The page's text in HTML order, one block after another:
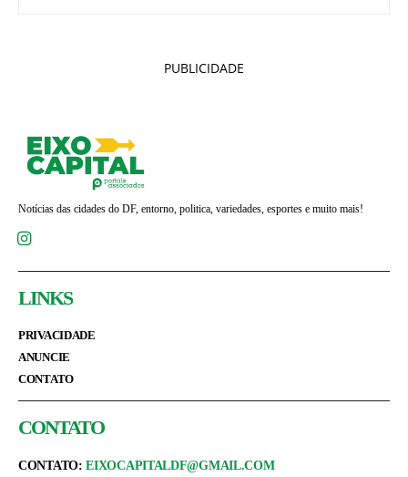
PUBLICIDADE
Notícias das cidades do DF, entorno, politica, variedades, esportes e muito mais!
LINKS
PRIVACIDADE
ANUNCIE
CONTATO
CONTATO
CONTATO:EIXOCAPITALDF@GMAIL.COM